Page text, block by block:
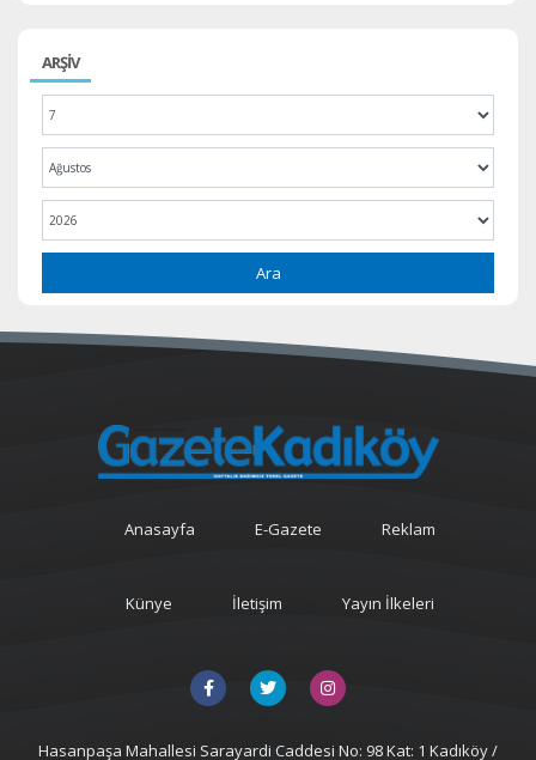
ARŞİV
Ara
Anasayfa E-Gazete Reklam
Künye İletişim Yayın İlkeleri
Hasanpaşa Mahallesi Sarayardi Caddesi No: 98 Kat: 1 Kadıköy /